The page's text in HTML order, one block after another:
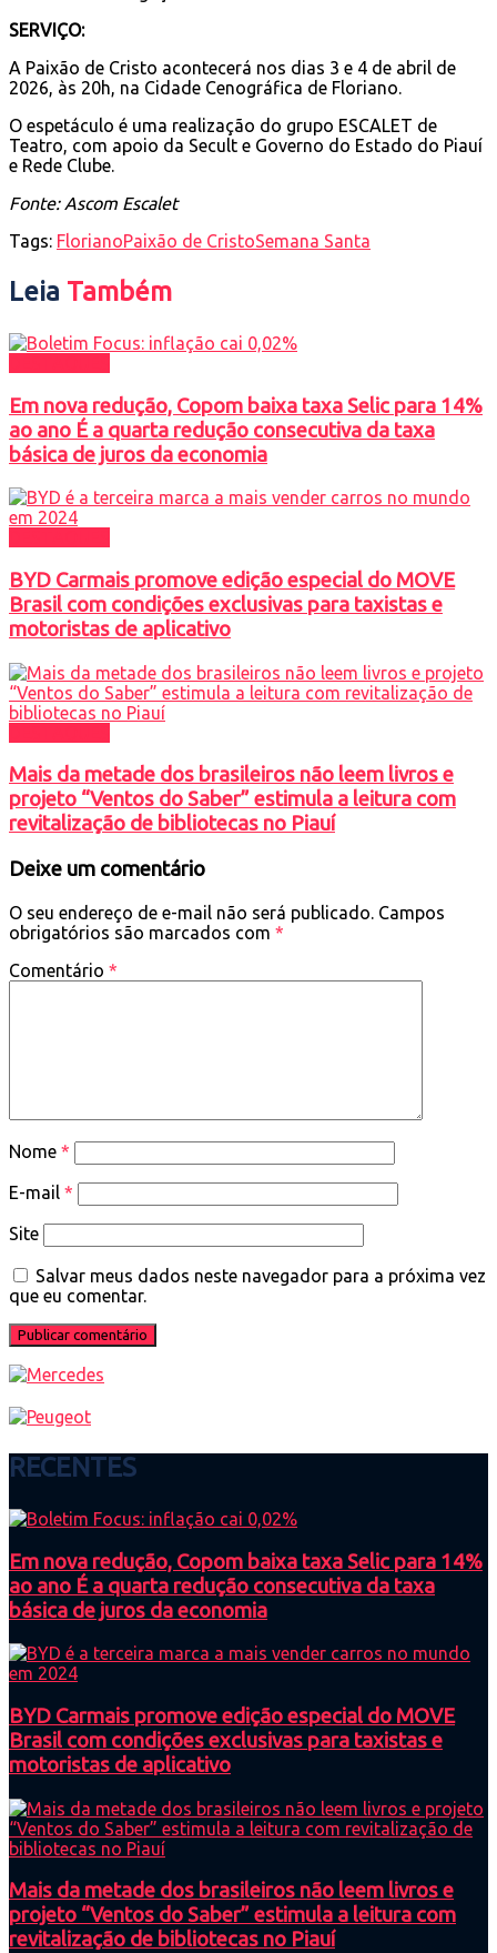
SERVIÇO:
A Paixão de Cristo acontecerá nos dias 3 e 4 de abril de
2026, às 20h, na Cidade Cenográfica de Floriano.
O espetáculo é uma realização do grupo ESCALET de
Teatro, com apoio da Secult e Governo do Estado do Piauí
e Rede Clube.
Fonte: Ascom Escalet
Tags: FlorianoPaixão de CristoSemana Santa
Leia Também
Em nova redução, Copom baixa taxa Selic para 14%
ao ano É a quarta redução consecutiva da taxa
básica de juros da economia
BYD Carmais promove edição especial do MOVE
Brasil com condições exclusivas para taxistas e
motoristas de aplicativo
Mais da metade dos brasileiros não leem livros e
projeto “Ventos do Saber” estimula a leitura com
revitalização de bibliotecas no Piauí
Deixe um comentário
O seu endereço de e-mail não será publicado. Campos
obrigatórios são marcados com *
Comentário *
Nome *
E-mail *
Site
Salvar meus dados neste navegador para a próxima vez
que eu comentar.
RECENTES
Em nova redução, Copom baixa taxa Selic para 14%
ao ano É a quarta redução consecutiva da taxa
básica de juros da economia
BYD Carmais promove edição especial do MOVE
Brasil com condições exclusivas para taxistas e
motoristas de aplicativo
Mais da metade dos brasileiros não leem livros e
projeto “Ventos do Saber” estimula a leitura com
revitalização de bibliotecas no Piauí